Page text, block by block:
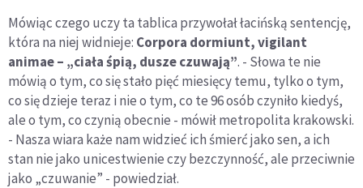
Mówiąc czego uczy ta tablica przywołał łacińską sentencję,
która na niej widnieje: Corpora dormiunt, vigilant
animae – „ciała śpią, dusze czuwają”. - Słowa te nie
mówią o tym, co się stało pięć miesięcy temu, tylko o tym,
co się dzieje teraz i nie o tym, co te 96 osób czyniło kiedyś,
ale o tym, co czynią obecnie - mówił metropolita krakowski.
- Nasza wiara każe nam widzieć ich śmierć jako sen, a ich
stan nie jako unicestwienie czy bezczynność, ale przeciwnie
jako „czuwanie” - powiedział.